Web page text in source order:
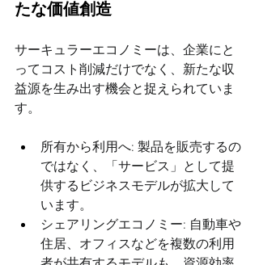
たな価値創造
サーキュラーエコノミーは、企業にと
ってコスト削減だけでなく、新たな収
益源を生み出す機会と捉えられていま
す。
所有から利用へ: 製品を販売するの
ではなく、「サービス」として提
供するビジネスモデルが拡大して
います。
シェアリングエコノミー: 自動車や
住居、オフィスなどを複数の利用